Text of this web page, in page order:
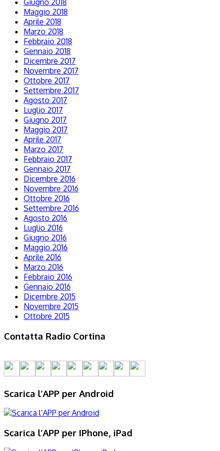
Giugno 2018
Maggio 2018
Aprile 2018
Marzo 2018
Febbraio 2018
Gennaio 2018
Dicembre 2017
Novembre 2017
Ottobre 2017
Settembre 2017
Agosto 2017
Luglio 2017
Giugno 2017
Maggio 2017
Aprile 2017
Marzo 2017
Febbraio 2017
Gennaio 2017
Dicembre 2016
Novembre 2016
Ottobre 2016
Settembre 2016
Agosto 2016
Luglio 2016
Giugno 2016
Maggio 2016
Aprile 2016
Marzo 2016
Febbraio 2016
Gennaio 2016
Dicembre 2015
Novembre 2015
Ottobre 2015
Contatta Radio Cortina
Scarica l’APP per Android
Scarica l’APP per IPhone, iPad